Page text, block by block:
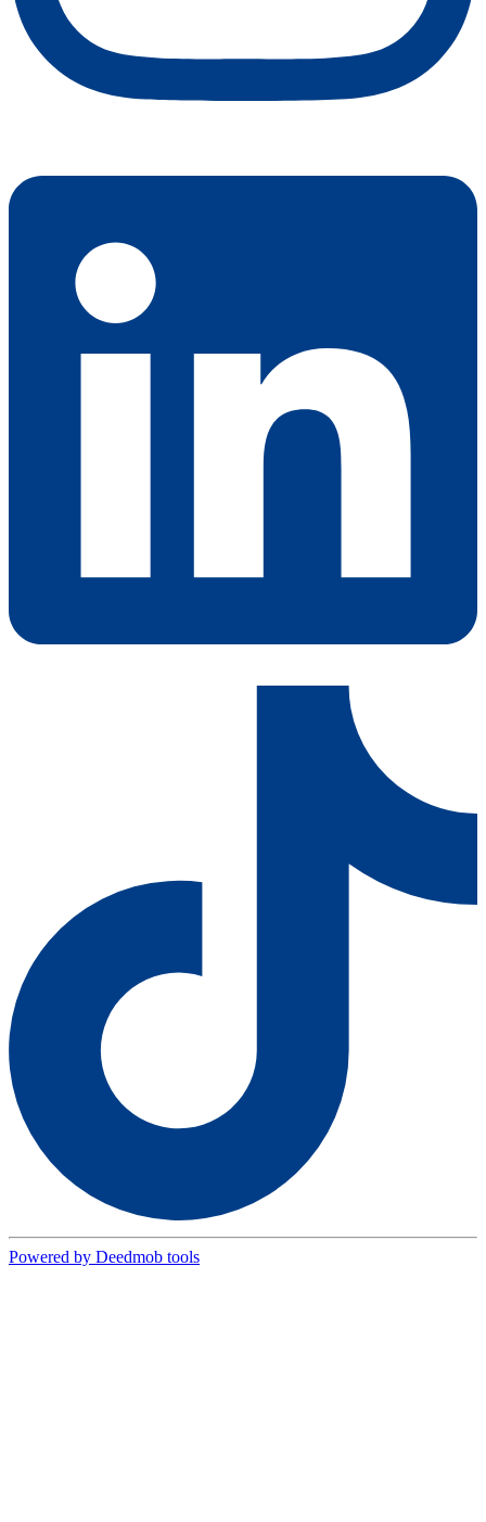
Powered by Deedmob tools